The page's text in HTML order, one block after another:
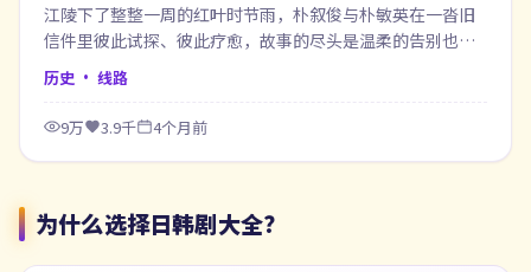
江陵下了整整一周的红叶时节雨，朴叙俊与朴敏英在一沓旧
信件里彼此试探、彼此疗愈，故事的尽头是温柔的告别也是
新的开始。
历史 · 线路
9万 3.9千 4个月前
为什么选择日韩剧大全？